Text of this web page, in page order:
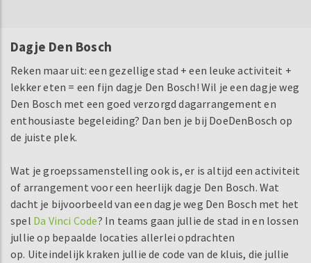
Dagje Den Bosch
Reken maar uit: een gezellige stad + een leuke activiteit +
lekker eten = een fijn dagje Den Bosch! Wil je een dagje weg
Den Bosch met een goed verzorgd dagarrangement en
enthousiaste begeleiding? Dan ben je bij DoeDenBosch op
de juiste plek.
Wat je groepssamenstelling ook is, er is altijd een activiteit
of arrangement voor een heerlijk dagje Den Bosch. Wat
dacht je bijvoorbeeld van een dagje weg Den Bosch met het
spel Da Vinci Code? In teams gaan jullie de stad in en lossen
jullie op bepaalde locaties allerlei opdrachten
op. Uiteindelijk kraken jullie de code van de kluis, die jullie